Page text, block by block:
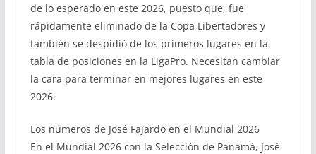
de lo esperado en este 2026, puesto que, fue
rápidamente eliminado de la Copa Libertadores y
también se despidió de los primeros lugares en la
tabla de posiciones en la LigaPro. Necesitan cambiar
la cara para terminar en mejores lugares en este
2026.
Los números de José Fajardo en el Mundial 2026
En el Mundial 2026 con la Selección de Panamá, José